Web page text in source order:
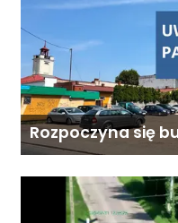
Rozpoczyna się